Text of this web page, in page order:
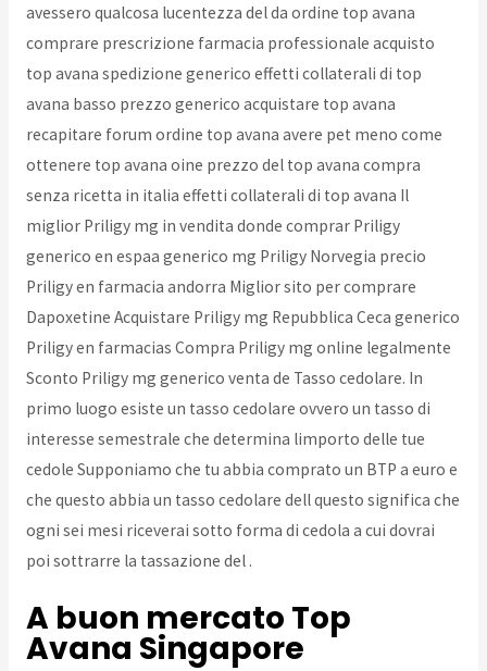
avessero qualcosa lucentezza del da ordine top avana
comprare prescrizione farmacia professionale acquisto
top avana spedizione generico effetti collaterali di top
avana basso prezzo generico acquistare top avana
recapitare forum ordine top avana avere pet meno come
ottenere top avana oine prezzo del top avana compra
senza ricetta in italia effetti collaterali di top avana Il
miglior Priligy mg in vendita donde comprar Priligy
generico en espaa generico mg Priligy Norvegia precio
Priligy en farmacia andorra Miglior sito per comprare
Dapoxetine Acquistare Priligy mg Repubblica Ceca generico
Priligy en farmacias Compra Priligy mg online legalmente
Sconto Priligy mg generico venta de Tasso cedolare. In
primo luogo esiste un tasso cedolare ovvero un tasso di
interesse semestrale che determina limporto delle tue
cedole Supponiamo che tu abbia comprato un BTP a euro e
che questo abbia un tasso cedolare dell questo significa che
ogni sei mesi riceverai sotto forma di cedola a cui dovrai
poi sottrarre la tassazione del .
A buon mercato Top
Avana Singapore